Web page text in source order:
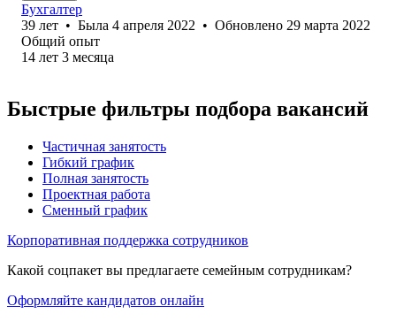
Бухгалтер
39 лет • Была 4 апреля 2022 • Обновлено 29 марта 2022
Общий опыт
14 лет 3 месяца
Быстрые фильтры подбора вакансий
Частичная занятость
Гибкий график
Полная занятость
Проектная работа
Сменный график
Корпоративная поддержка сотрудников
Какой соцпакет вы предлагаете семейным сотрудникам?
Оформляйте кандидатов онлайн